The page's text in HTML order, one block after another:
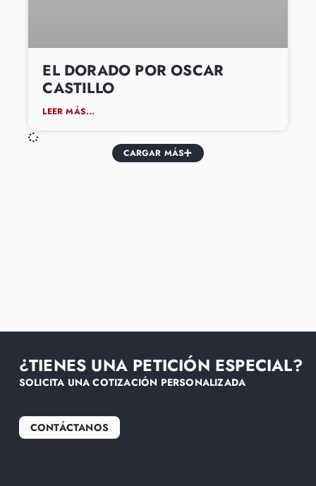
EL DORADO POR OSCAR
CASTILLO
LEER MÁS...
CARGAR MÁS
¿TIENES UNA PETICIÓN ESPECIAL?
SOLICITA UNA COTIZACIÓN PERSONALIZADA
CONTÁCTANOS